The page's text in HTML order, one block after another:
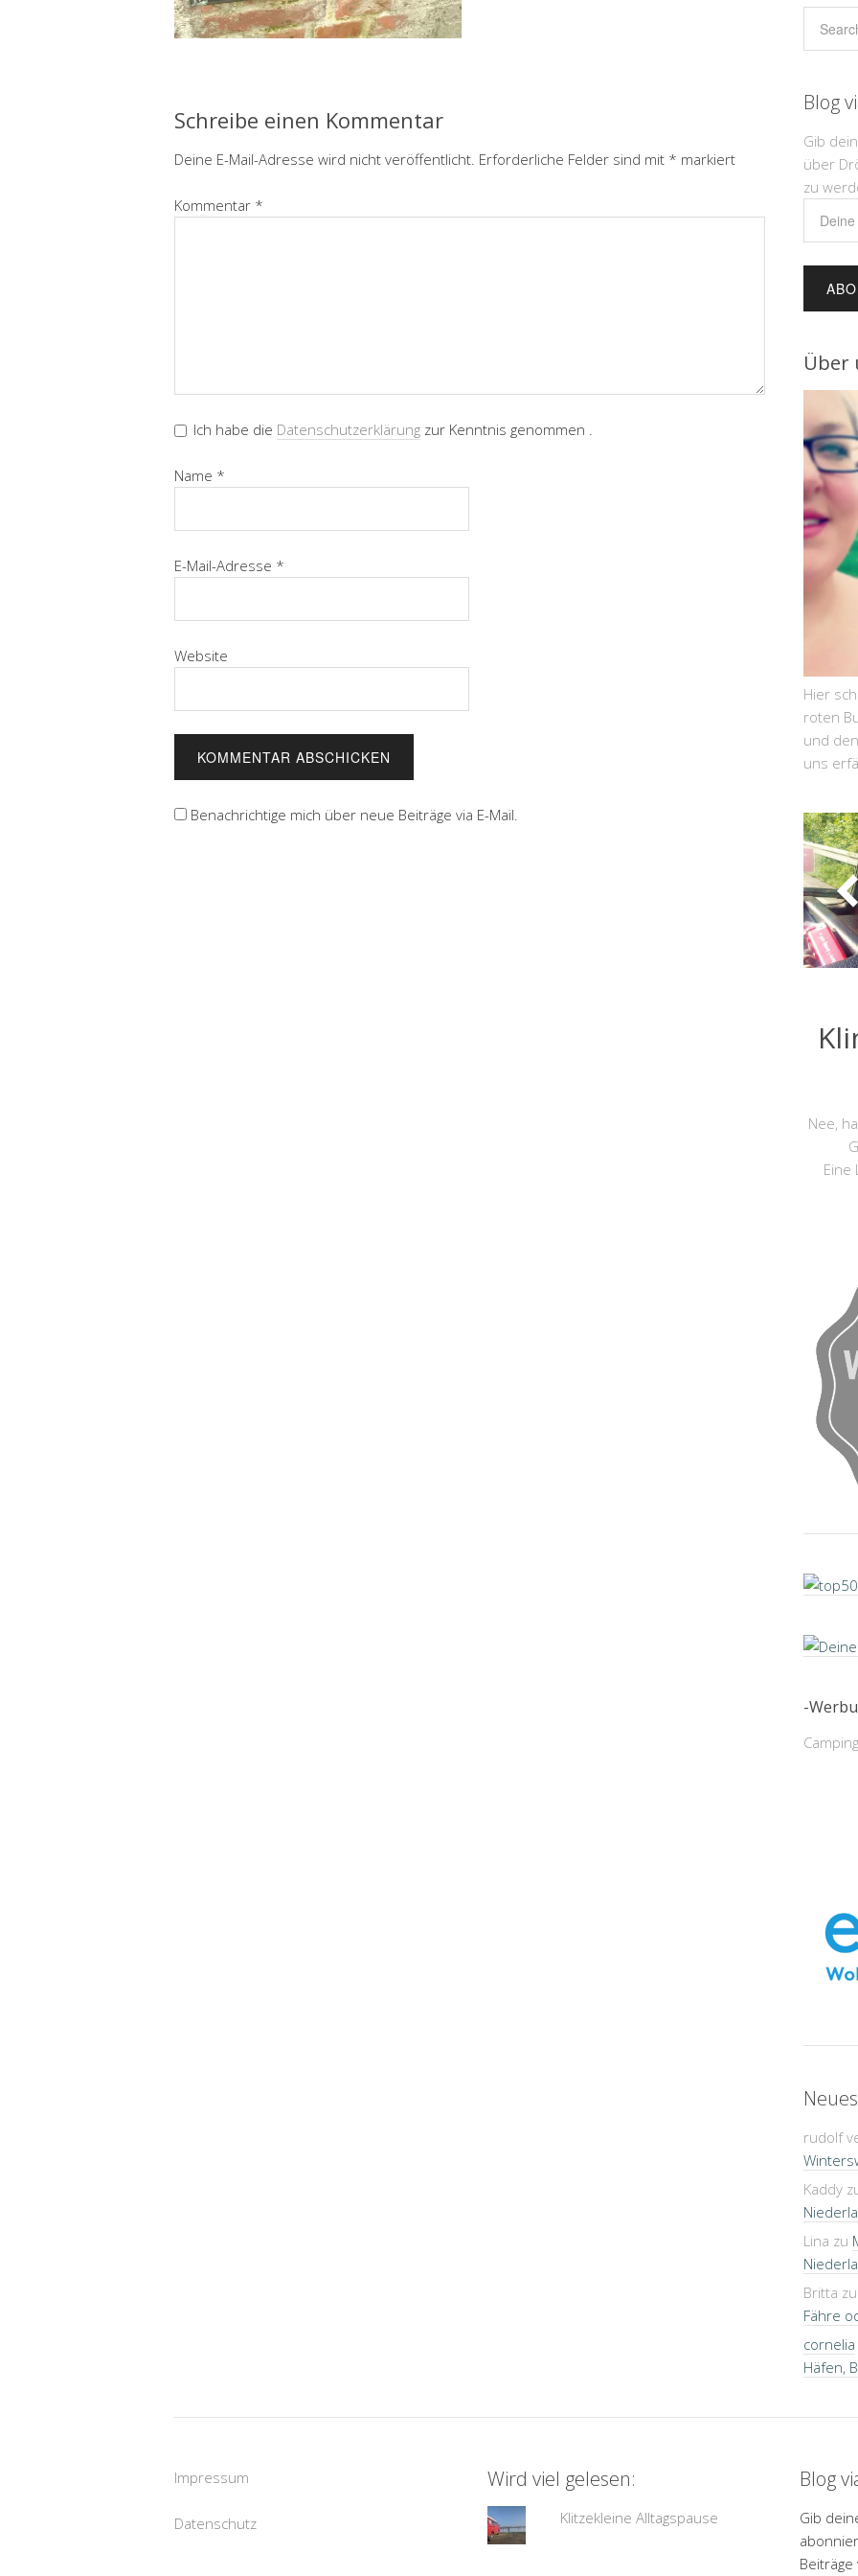
Schreibe einen Kommentar
Deine E-Mail-Adresse wird nicht veröffentlicht. Erforderliche Felder sind mit * markiert
Kommentar *
Ich habe die Datenschutzerklärung zur Kenntnis genommen .
Name *
E-Mail-Adresse *
Website
Benachrichtige mich über neue Beiträge via E-Mail.
Blog
Gib
über
zu
Adresse
Über
Hier
roten
und
uns
Nee,
Eine
-
rudolf
Kaddy
Lina zu
Britta
Fähre
cornelia
Häfen,
Impressum
Datenschutz
Wird viel gelesen:
Klitzekleine Alltagspause
Blog
Gib